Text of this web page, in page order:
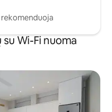
Wi-Fi nuoma